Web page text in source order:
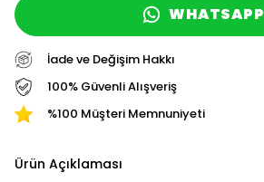
WHATSAPP
İade ve Değişim Hakkı
100% Güvenli Alışveriş
%100 Müşteri Memnuniyeti
Ürün Açıklaması